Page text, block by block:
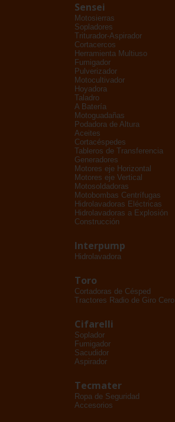
Sensei
Motosierras
Sopladores
Triturador-Aspirador
Cortacercos
Herramienta Multiuso
Fumigador
Pulverizador
Motocultivador
Hoyadora
Taladro
A Batería
Motoguadañas
Podadora de Altura
Aceites
Cortacéspedes
Tableros de Transferencia
Generadores
Motores eje Horizontal
Motores eje Vertical
Motosoldadoras
Motobombas Centrífugas
Hidrolavadoras Eléctricas
Hidrolavadoras a Explosión
Construcción
Interpump
Hidrolavadora
Toro
Cortadoras de Césped
Tractores Radio de Giro Cero
Cifarelli
Soplador
Fumigador
Sacudidor
Aspirador
Tecmater
Ropa de Seguridad
Accesorios